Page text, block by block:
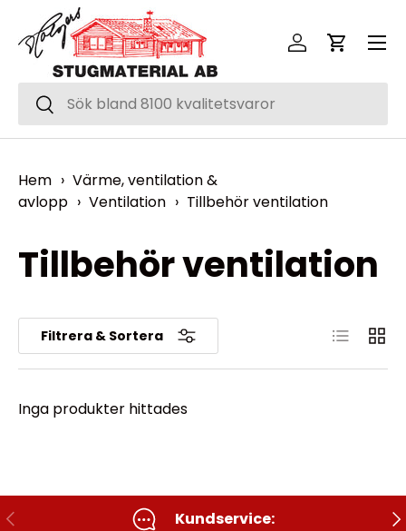
Hoppa över
Sök
Sök
Logga inVagn
Meny
Hem › Värme, ventilation &
avlopp › Ventilation › Tillbehör ventilation
Tillbehör ventilation
Filtrera & Sortera Lista
Inga produkter hittades
Tidigare Kundservice: